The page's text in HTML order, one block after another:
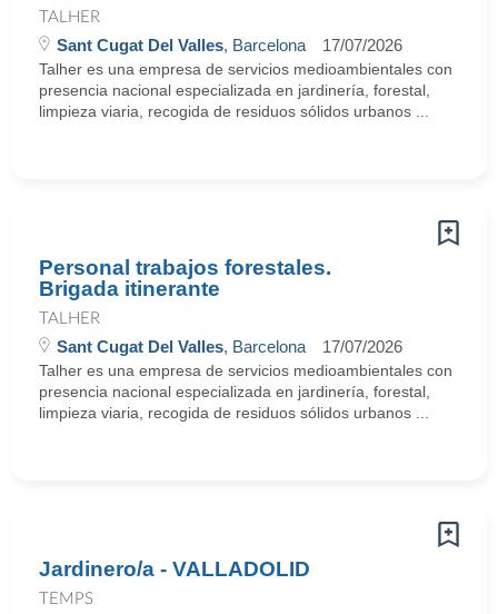
TALHER
Sant Cugat Del Valles, Barcelona 17/07/2026
Talher es una empresa de servicios medioambientales con
presencia nacional especializada en jardinería, forestal,
limpieza viaria, recogida de residuos sólidos urbanos ...
Personal trabajos forestales.
Brigada itinerante
TALHER
Sant Cugat Del Valles, Barcelona 17/07/2026
Talher es una empresa de servicios medioambientales con
presencia nacional especializada en jardinería, forestal,
limpieza viaria, recogida de residuos sólidos urbanos ...
Jardinero/a - VALLADOLID
TEMPS